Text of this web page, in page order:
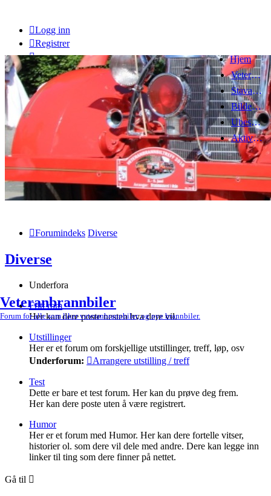
Logg inn
Registrer
Hjem
Veteranbrannbiltreff 2008
Stavanger Brannbilklubb
Bildegalleri
Ubesvarte innlegg
Aktive emner
Veteranbrannbiler
Forum for alle som liker veteranbrannbiler, og nye brannbiler.
Forumindeks Diverse
Diverse
Underfora
Fritt rom
Her kan dere poste nesten hva dere vil.
Utstillinger
Her er et forum om forskjellige utstillinger, treff, løp, osv
Underforum:
Arrangere utstilling / treff
Test
Dette er bare et test forum. Her kan du prøve deg frem.
Her kan dere poste uten å være registrert.
Humor
Her er et forum med Humor. Her kan dere fortelle vitser,
historier ol. som dere vil dele med andre. Dere kan legge inn
linker til ting som dere finner på nettet.
Gå til